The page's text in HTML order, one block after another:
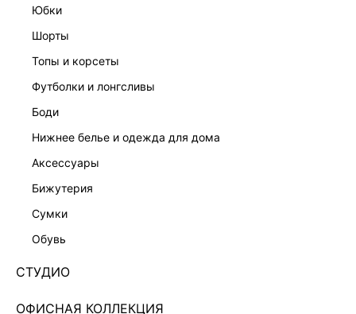
юбки
шорты
топы и корсеты
футболки и лонгсливы
боди
нижнее белье и одежда для дома
аксессуары
бижутерия
сумки
обувь
СТУДИО
ОФИСНАЯ КОЛЛЕКЦИЯ
Нет в наличии
ЦВЕТ:СЕРЫЙ